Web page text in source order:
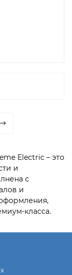
Electric – это
и
с
и
класса.